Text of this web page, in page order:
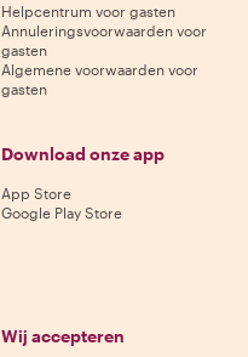
Helpcentrum voor gasten
Annuleringsvoorwaarden voor
gasten
Algemene voorwaarden voor
gasten
Download onze app
App Store
Google Play Store
Wij accepteren